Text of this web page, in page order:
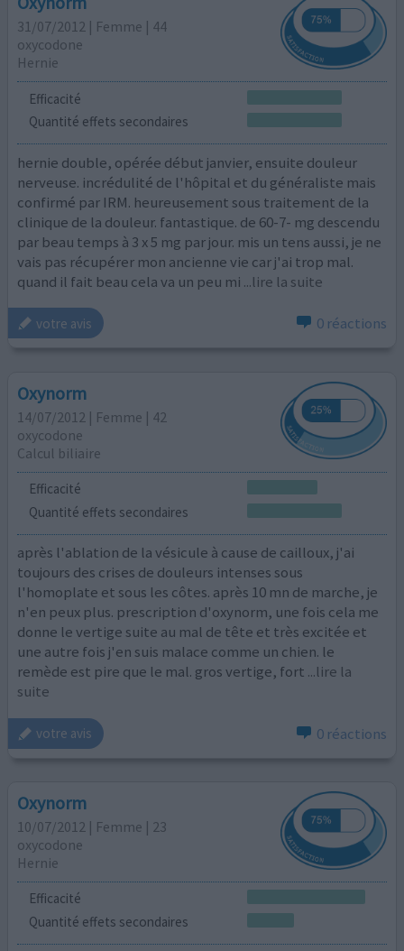
31/07/2012 | Femme | 44
oxycodone
Hernie
Efficacité
Quantité effets secondaires
hernie double, opérée début janvier, ensuite douleur
nerveuse. incrédulité de l'hôpital et du généraliste mais
confirmé par IRM. heureusement sous traitement de la
clinique de la douleur. fantastique. de 60-7- mg descendu
par beau temps à 3 x 5 mg par jour. mis un tens aussi, je ne
vais pas récupérer mon ancienne vie car j'ai trop mal.
quand il fait beau cela va un peu mi ...lire la suite
votre avis 0 réactions
Oxynorm
14/07/2012 | Femme | 42
oxycodone
Calcul biliaire
Efficacité
Quantité effets secondaires
après l'ablation de la vésicule à cause de cailloux, j'ai
toujours des crises de douleurs intenses sous
l'homoplate et sous les côtes. après 10 mn de marche, je
n'en peux plus. prescription d'oxynorm, une fois cela me
donne le vertige suite au mal de tête et très excitée et
une autre fois j'en suis malace comme un chien. le
remède est pire que le mal. gros vertige, fort ...lire la
suite
votre avis 0 réactions
Oxynorm
10/07/2012 | Femme | 23
oxycodone
Hernie
Efficacité
Quantité effets secondaires